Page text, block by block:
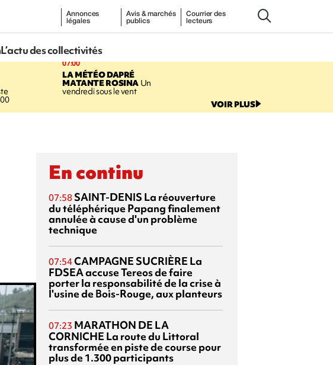
Annonces
légales
Avis & marchés
publics
Courrier des
lecteurs
L’actu des collectivités
07:00
LA MÉTÉO DAPRÉ
MATANTE ROSINAUn
vendredi sous le vent
VOIR PLUS
En continu
07:58 SAINT-DENIS La réouverture
du téléphérique Papang finalement
annulée à cause d'un problème
technique
07:54CAMPAGNE SUCRIÈRE La
FDSEA accuse Tereos de faire
porter la responsabilité de la crise à
l'usine de Bois-Rouge, aux planteurs
07:23 MARATHON DE LA
CORNICHE La route du Littoral
transformée en piste de course pour
plus de 1.300 participants